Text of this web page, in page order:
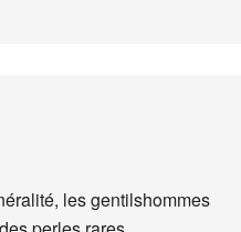
les gentilshommes